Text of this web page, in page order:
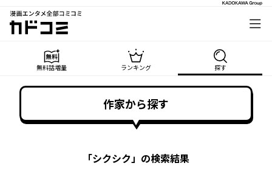
漫画エンタメ全部コミコミ
カドコミ
無料話増量 ランキング 探す
作家から探す
「シクシク」の検索結果